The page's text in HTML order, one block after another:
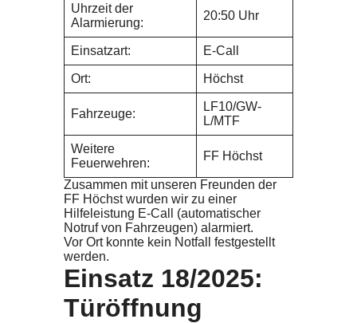
Uhrzeit der
Alarmierung:
20:50 Uhr
Einsatzart: E-Call
Ort: Höchst
Fahrzeuge:
LF10/GW-
L/MTF
Weitere
Feuerwehren:
FF Höchst
Zusammen mit unseren Freunden der
FF Höchst wurden wir zu einer
Hilfeleistung E-Call (automatischer
Notruf von Fahrzeugen) alarmiert.
Vor Ort konnte kein Notfall festgestellt
werden.
Einsatz 18/2025:
Türöffnung